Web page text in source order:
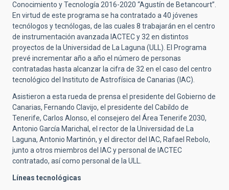
Conocimiento y Tecnología 2016-2020 “Agustín de Betancourt”.
En virtud de este programa se ha contratado a 40 jóvenes
tecnólogos y tecnólogas, de las cuales 8 trabajarán en el centro
de instrumentación avanzada IACTEC y 32 en distintos
proyectos de la Universidad de La Laguna (ULL). El Programa
prevé incrementar año a año el número de personas
contratadas hasta alcanzar la cifra de 32 en el caso del centro
tecnológico del Instituto de Astrofísica de Canarias (IAC).
Asistieron a esta rueda de prensa el presidente del Gobierno de
Canarias, Fernando Clavijo, el presidente del Cabildo de
Tenerife, Carlos Alonso, el consejero del Área Tenerife 2030,
Antonio García Marichal, el rector de la Universidad de La
Laguna, Antonio Martinón, y el director del IAC, Rafael Rebolo,
junto a otros miembros del IAC y personal de IACTEC
contratado, así como personal de la ULL.
Líneas tecnológicas